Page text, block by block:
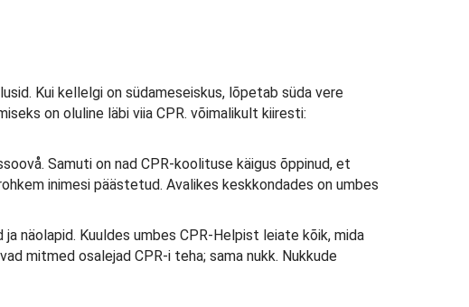
Kui kellelgi on südameseiskus, lõpetab süda vere
on oluline läbi viia CPR. võimalikult kiiresti:
Samuti on nad CPR-koolituse käigus õppinud, et
inimesi päästetud. Avalikes keskkondades on umbes
näolapid. Kuuldes umbes CPR-Helpist leiate kõik, mida
mitmed osalejad CPR-i teha; sama nukk. Nukkude